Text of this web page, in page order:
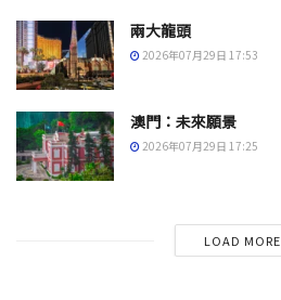
兩大龍頭
2026年07月29日 17:53
澳門：未來願景
2026年07月29日 17:25
LOAD MORE